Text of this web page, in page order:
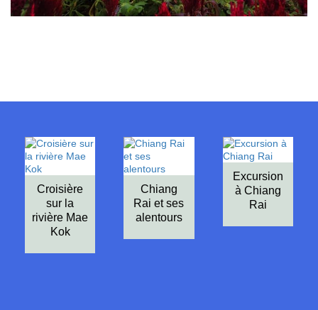
Croisière
sur la
rivière Mae
Kok
Chiang
Rai et ses
alentours
Excursion
à Chiang
Rai